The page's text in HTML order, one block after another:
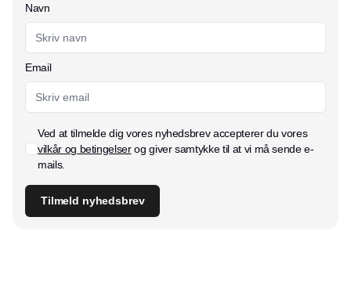
Navn
Email
Ved at tilmelde dig vores nyhedsbrev accepterer du vores
vilkår og betingelserog giver samtykke til at vi må sende e-
mails.
Tilmeld nyhedsbrev